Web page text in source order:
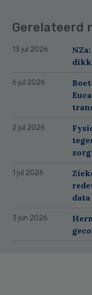
Gerelateerd
13 jul 2026
6 jul 2026
2 jul 2026
1 jul 2026
data
3 jun 2026